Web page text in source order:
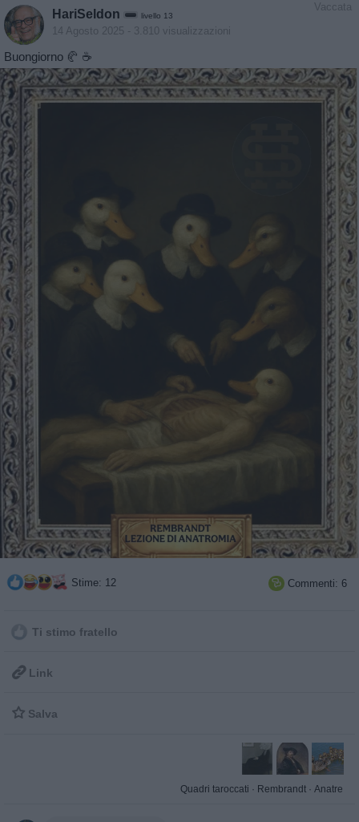
Vaccata
HariSeldon livello 13
14 Agosto 2025 - 3.810 visualizzazioni
Buongiorno 🥐 ☕️
Stime: 12  Commenti: 6
Ti stimo fratello
 Link
 Salva
Quadri taroccati · Rembrandt · Anatre